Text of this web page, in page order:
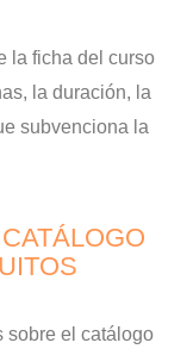
la ficha del curso
la duración, la
subvenciona la
sobre el catálogo